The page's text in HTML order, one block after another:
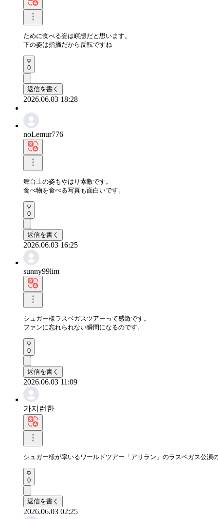
ために食べる姿は瞑想だと思います。
下の姿は指摘だから反転ですね
0
返信を書く
2026.06.03 18:28
noLemur776
舞台上の姿もやはり素敵です。
食べ物を食べる写真も面白いです。
0
返信を書く
2026.06.03 16:25
sunny99lim
シュガー様ラスベガスツアーって感激です。
ファンに忘れられない瞬間になるのです。
0
返信を書く
2026.06.03 11:09
가지런한
シュガー様が率いるワールドツアー「アリラン」のラスベガス公
0
返信を書く
2026.06.03 02:25